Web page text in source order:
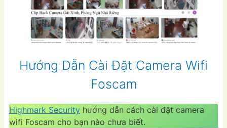
Hướng Dẫn Cài Đặt Camera Wifi
Foscam
Highmark Security hướng dẫn cách cài đặt camera
wifi Foscam cho bạn nào chưa biết.